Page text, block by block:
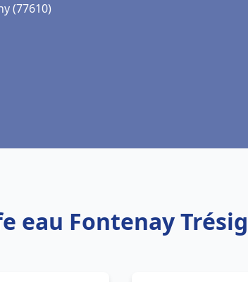
(77610)
eau Fontenay